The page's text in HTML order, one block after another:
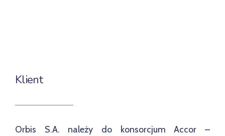
Klient
Orbis S.A. należy do konsorcjum Accor –